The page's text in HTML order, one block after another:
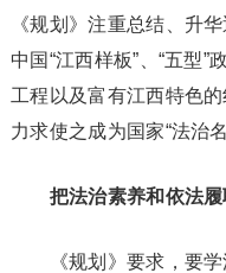
《规划》注重总结、升
中国“江西样板”、“五型”
工程以及富有江西特色
力求使之成为国家“法治名
把法治素养和依法
《规划》要求，要学